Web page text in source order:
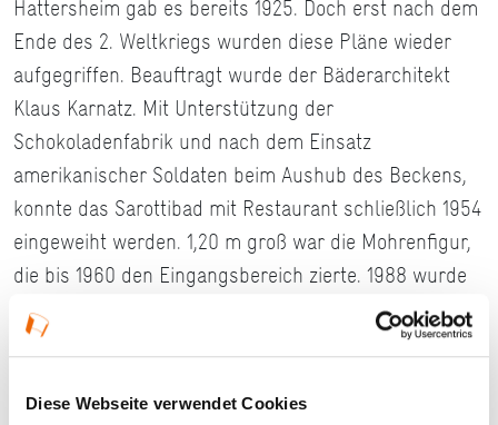
Diese Webseite verwendet Cookies
Hattersheim gab es bereits 1925. Doch erst nach dem
Ende des 2. Weltkriegs wurden diese Pläne wieder
aufgegriffen. Beauftragt wurde der Bäderarchitekt
Klaus Karnatz. Mit Unterstützung der
Schokoladenfabrik und nach dem Einsatz
amerikanischer Soldaten beim Aushub des Beckens,
konnte das Sarottibad mit Restaurant schließlich 1954
eingeweiht werden. 1,20 m groß war die Mohrenfigur,
die bis 1960 den Eingangsbereich zierte. 1988 wurde
das Bad umfassend umgebaut und modernisiert. Es
gilt seither als eines der attraktivsten Freibäder im